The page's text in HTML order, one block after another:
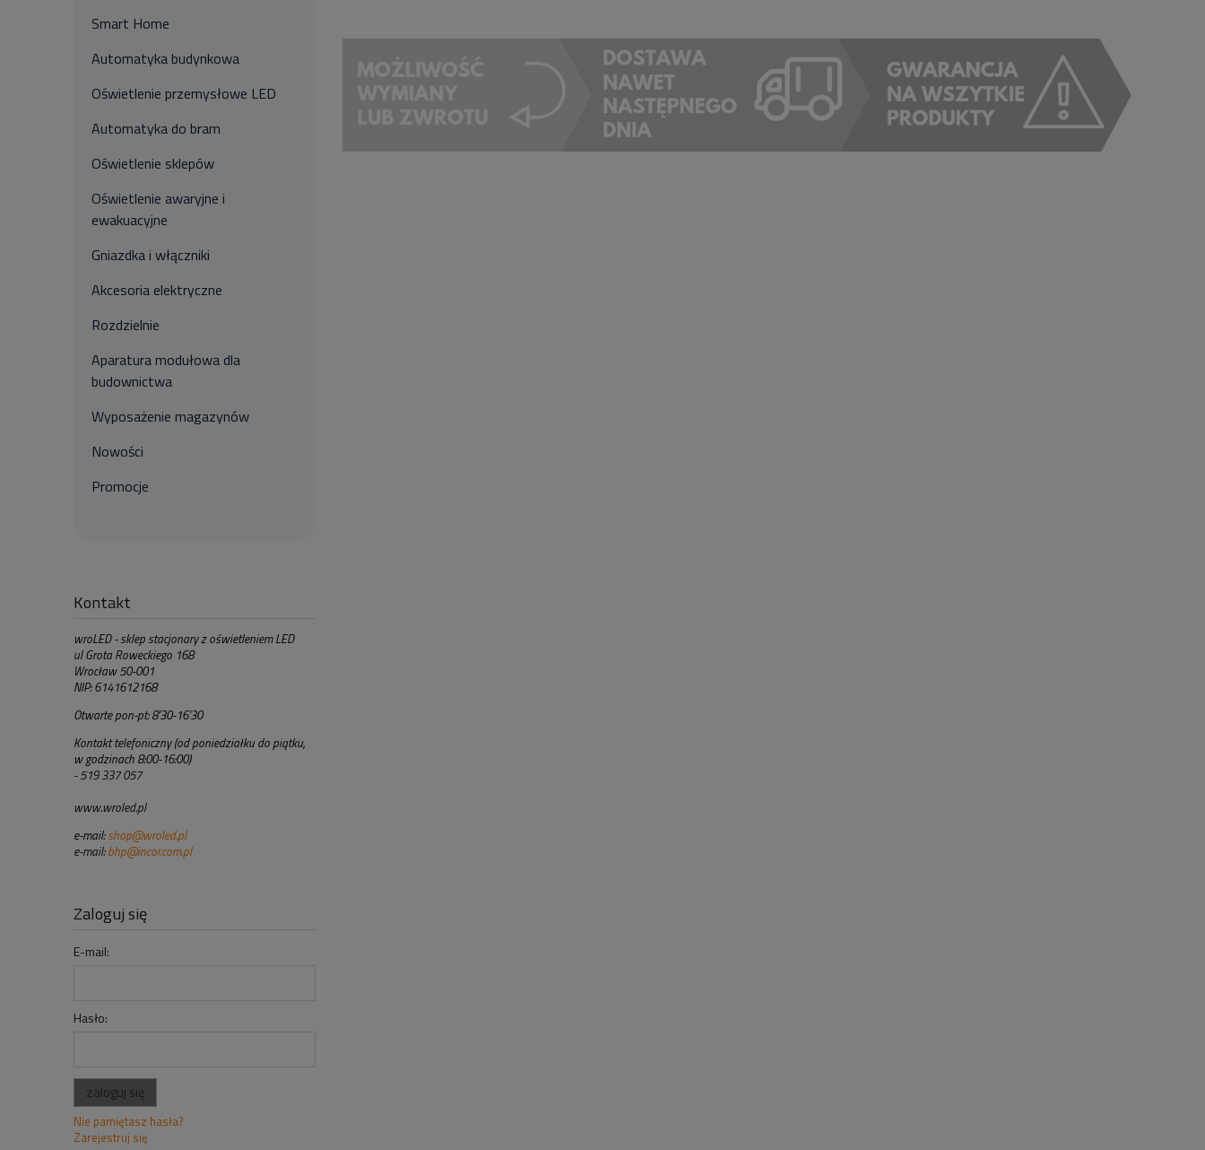
Smart Home
Automatyka budynkowa
Oświetlenie przemysłowe LED
Automatyka do bram
Oświetlenie sklepów
Oświetlenie awaryjne i
ewakuacyjne
Gniazdka i włączniki
Akcesoria elektryczne
Rozdzielnie
Aparatura modułowa dla
budownictwa
Wyposażenie magazynów
Nowości
Promocje
Kontakt
wroLED - sklep stacjonary z oświetleniem LED
ul Grota Roweckiego 168
Wrocław 50-001
NIP: 6141612168
Otwarte pon-pt: 8'30-16'30
Kontakt telefoniczny (od poniedziałku do piątku,
w godzinach 8:00-16:00)
- 519 337 057
www.wroled.pl
e-mail: shop@wroled.pl
e-mail:bhp@incor.com.pl
Zaloguj się
E-mail:
Hasło:
zaloguj się
Nie pamiętasz hasła?
Zarejestruj się